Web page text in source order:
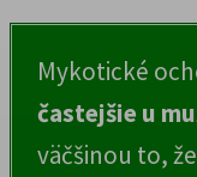
Mykotické
častejšie u
väčšinou to,